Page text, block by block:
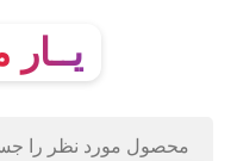
یــار